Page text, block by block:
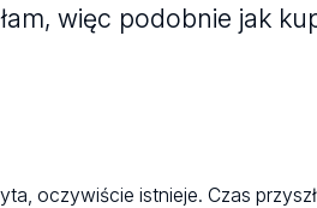
więc podobnie jak
oczywiście istnieje. Czas